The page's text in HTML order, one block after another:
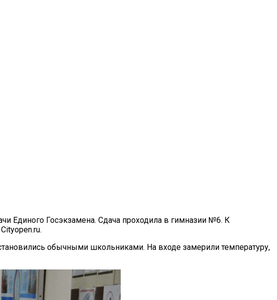
Единого Госэкзамена. Сдача проходила в гимназии №6. К
обычными школьниками. На входе замерили температуру,